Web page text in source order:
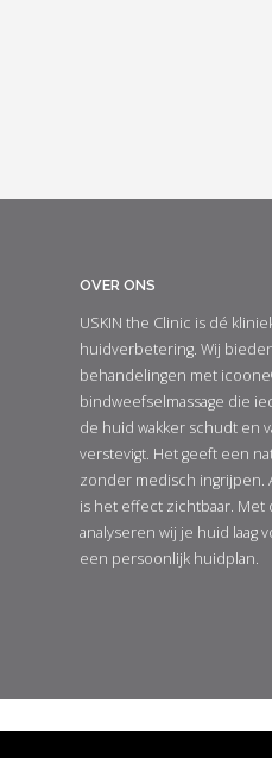
OVER ONS
USKIN the Clinic is dé
huidverbetering. Wij
behandelingen met
bindweefselmassage die
de huid wakker schudt en
verstevigt. Het geeft een
zonder medisch ingrijpen.
is het effect zichtbaar. Met
analyseren wij je huid laag
een persoonlijk huidplan.